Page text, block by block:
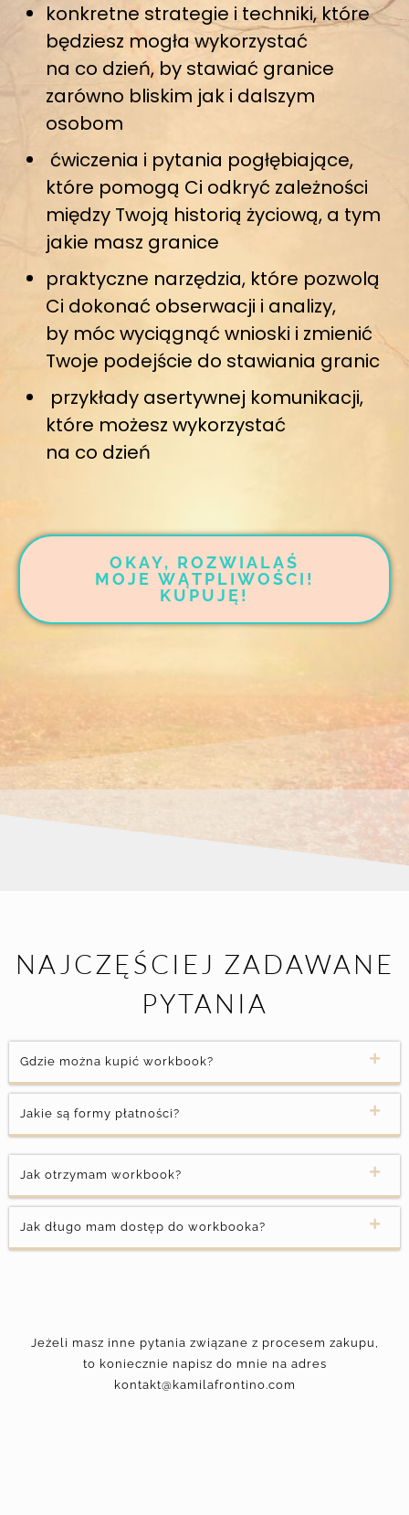
konkretne strategie i techniki, które
będziesz mogła wykorzystać
na co dzień, by stawiać granice
zarówno bliskim jak i dalszym
osobom
ćwiczenia i pytania pogłębiające,
które pomogą Ci odkryć zależności
między Twoją historią życiową, a tym
jakie masz granice
praktyczne narzędzia, które pozwolą
Ci dokonać obserwacji i analizy,
by móc wyciągnąć wnioski i zmienić
Twoje podejście do stawiania granic
przykłady asertywnej komunikacji,
które możesz wykorzystać
na co dzień
OKAY, ROZWIALAŚ
MOJE WĄTPLIWOŚCI!
KUPUJĘ!
NAJCZĘŚCIEJ ZADAWANE
PYTANIA
Gdzie można kupić workbook?
Jakie są formy płatności?
Jak otrzymam workbook?
Jak długo mam dostęp do workbooka?
Jeżeli masz inne pytania związane z procesem zakupu,
to koniecznie napisz do mnie na adres
kontakt@kamilafrontino.com